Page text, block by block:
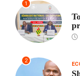
1
2